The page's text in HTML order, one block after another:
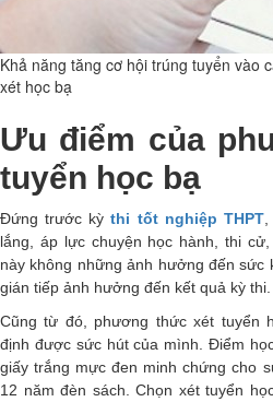
Khả năng tăng cơ hội trúng tuyển vào
xét học bạ
Ưu điểm của
tuyển học bạ
Đứng trước kỳthi tốt nghiệp THPT,
lắng, áp lực chuyện học hành, thi
này không những ảnh hưởng đến sức
gián tiếp ảnh hưởng đến kết quả kỳ thi.
Cũng từ đó, phương thức xét tuyển
định được sức hút của mình. Điểm
giấy trắng mực đen minh chứng cho
12 năm đèn sách. Chọn xét tuyển